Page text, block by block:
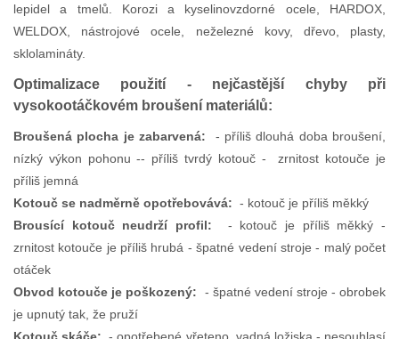
lepidel a tmelů. Korozi a kyselinovzdorné ocele, HARDOX,
WELDOX, nástrojové ocele, neželezné kovy, dřevo, plasty,
sklolamináty.
Optimalizace použití - nejčastější chyby při
vysokootáčkovém broušení materiálů:
Broušená plocha je zabarvená: - příliš dlouhá doba broušení,
nízký výkon pohonu -- příliš tvrdý kotouč - zrnitost kotouče je
příliš jemná
Kotouč se nadměrně opotřebovává: - kotouč je příliš měkký
Brousící kotouč neudrží profil: - kotouč je příliš měkký -
zrnitost kotouče je příliš hrubá - špatné vedení stroje - malý počet
otáček
Obvod kotouče je poškozený: - špatné vedení stroje - obrobek
je upnutý tak, že pruží
Kotouč skáče: - opotřebené vřeteno, vadná ložiska - nesouhlasí